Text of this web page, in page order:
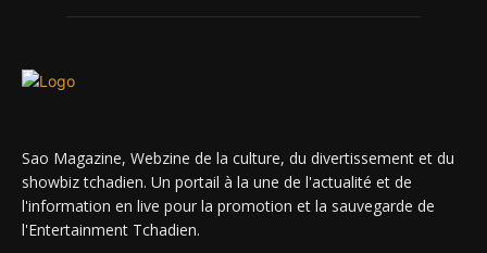
Sao Magazine, Webzine de la culture, du divertissement et du
showbiz tchadien. Un portail à la une de l'actualité et de
l'information en live pour la promotion et la sauvegarde de
l'Entertainment Tchadien.